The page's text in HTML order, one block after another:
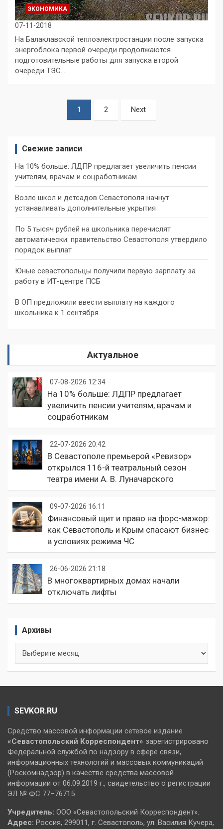
ЭКОНОМИКА
07-11-2018
На Балаклавской теплоэлектростанции после запуска
энергоблока первой очереди продолжаются
подготовительные работы для запуска второй
очереди ТЭС.…
1 2 Next
Свежие записи
На 10% больше: ЛДПР предлагает увеличить пенсии
учителям, врачам и соцработникам
Возле школ и детсадов Севастополя начнут
устанавливать дополнительные укрытия
По 5 тысяч рублей на школьника перечислят
автоматически: правительство Севастополя утвердило
порядок выплат
Юные севастопольцы получили первую зарплату за
работу в ИТ-центре ПСБ
В ОП предложили ввести выплату на каждого
школьника к 1 сентября
Актуальное
07-08-2026 12:34
На 10% больше: ЛДПР предлагает
увеличить пенсии учителям, врачам и
соцработникам
22-07-2026 20:42
В Севастополе премьерой «Ревизор»
открылся 116-й театральный сезон
театра имени А. В. Луначарского
09-07-2026 16:11
Финансовый щит и право на форс-мажор:
как Севастополь и Крым спасают бизнес
в условиях режима ЧС
26-06-2026 21:18
В многоквартирных домах начали
отключать лифты
Архивы
SEVKOR.RU
Средство массовой информации сетевое издание
«Севастопольский Корреспондент» зарегистрировано
Федеральной службой по надзору в сфере связи,
информационных технологий и массовых коммуникаций
(Роскомнадзор) в качестве средства массовой
информации от 06.09.2019 г., свидетельство о регистрации
ЭЛ № ФС 77–76715
Учредитель: ООО «Севастопольский Корреспондент».
Адрес: Россия, 299011, г. Севастополь, ул. Василия Кучера,